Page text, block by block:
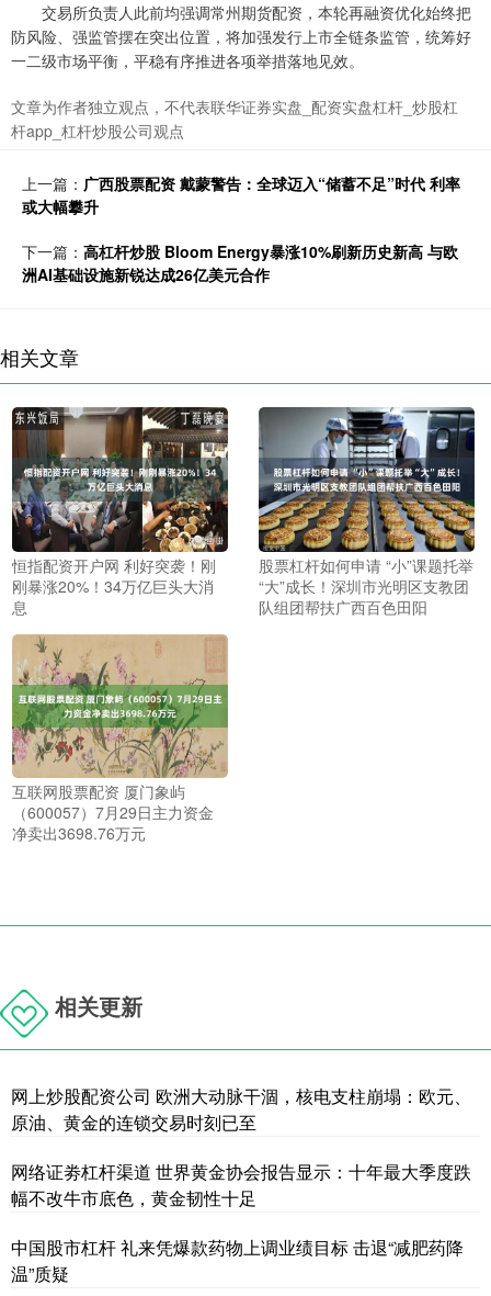
交易所负责人此前均强调常州期货配资，本轮再融资优化始终把
防风险、强监管摆在突出位置，将加强发行上市全链条监管，统筹好
一二级市场平衡，平稳有序推进各项举措落地见效。
文章为作者独立观点，不代表联华证券实盘_配资实盘杠杆_炒股杠
杆app_杠杆炒股公司观点
上一篇： 广西股票配资 戴蒙警告：全球迈入“储蓄不足”时代 利率
或大幅攀升
下一篇： 高杠杆炒股 Bloom Energy暴涨10%刷新历史新高 与欧
洲AI基础设施新锐达成26亿美元合作
相关文章
恒指配资开户网 利好突袭！刚
刚暴涨20%！34万亿巨头大消
息
股票杠杆如何申请 “小”课题托举
“大”成长！深圳市光明区支教团
队组团帮扶广西百色田阳
互联网股票配资 厦门象屿
（600057）7月29日主力资金
净卖出3698.76万元
相关更新
网上炒股配资公司 欧洲大动脉干涸，核电支柱崩塌：欧元、
原油、黄金的连锁交易时刻已至
网络证劵杠杆渠道 世界黄金协会报告显示：十年最大季度跌
幅不改牛市底色，黄金韧性十足
中国股市杠杆 礼来凭爆款药物上调业绩目标 击退“减肥药降
温”质疑